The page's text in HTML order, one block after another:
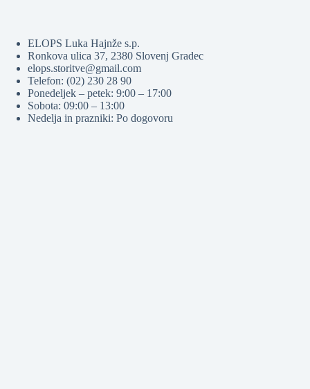
ELOPS Luka Hajnže s.p.
Ronkova ulica 37, 2380 Slovenj Gradec
elops.storitve@gmail.com
Telefon: (02) 230 28 90
Ponedeljek – petek: 9:00 – 17:00
Sobota: 09:00 – 13:00
Nedelja in prazniki: Po dogovoru